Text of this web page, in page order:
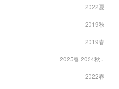
2022夏
2019秋
2019春
2025春 2024秋...
2022春